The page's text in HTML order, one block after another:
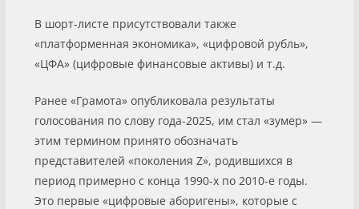
В шорт-листе присутствовали также
«платформенная экономика», «цифровой рубль»,
«ЦФА» (цифровые финансовые активы) и т.д.
Ранее «Грамота» опубликовала результаты
голосования по слову года-2025, им стал «зумер» —
этим термином принято обозначать
представителей «поколения Z», родившихся в
период примерно с конца 1990-х по 2010-е годы.
Это первые «цифровые аборигены», которые с